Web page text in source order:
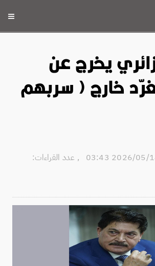
يخرج عن
خارج ( سربهم
, عدد القراءات: